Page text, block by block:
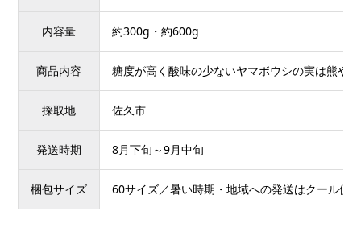
内容量 約300g・約600g
商品内容 糖度が高く酸味の少ないヤマボウシの実は熊や
採取地 佐久市
発送時期 8月下旬～9月中旬
梱包サイズ 60サイズ／暑い時期・地域への発送はクール便